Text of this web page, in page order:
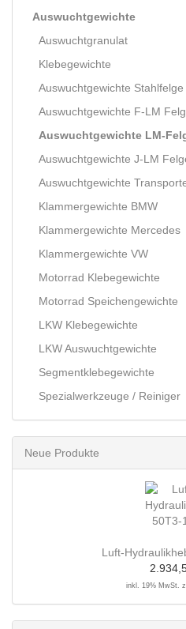
Auswuchtgewichte
Auswuchtgranulat
Klebegewichte
Auswuchtgewichte Stahlfelge
Auswuchtgewichte F-LM
Auswuchtgewichte LM-
Auswuchtgewichte J-LM
Auswuchtgewichte
Klammergewichte BMW
Klammergewichte Mercedes
Klammergewichte VW
Motorrad Klebegewichte
Motorrad Speichengewichte
LKW Klebegewichte
LKW Auswuchtgewichte
Segmentklebegewichte
Spezialwerkzeuge / Reiniger
Neue Produkte
Luft-
inkl. 19% MwSt.